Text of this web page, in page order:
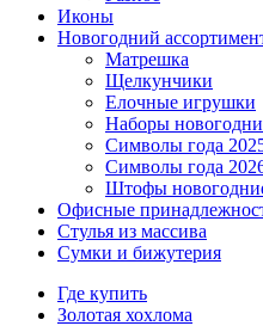
Иконы
Новогодний
Матрешка
Щелкунчики
Елочные игрушки
Наборы
Символы года
Символы года
Штофы
Офисные
Стулья из массива
Сумки и бижутерия
Где купить
Золотая хохлома